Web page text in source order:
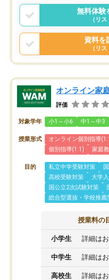
無料体験
（リ
資料を
（リ
オンライン家
評価
対象学年 小1～小6 中1～中3
授業形式 オンライン個別指導
個別指導(1:1)
家庭
目的 私立中学受験対策
高校受験対策
大学
国公立2次試験対策
総合型選抜・学校推薦
授業料の
小学生 詳細は
中学生 詳細は
高校生 詳細は